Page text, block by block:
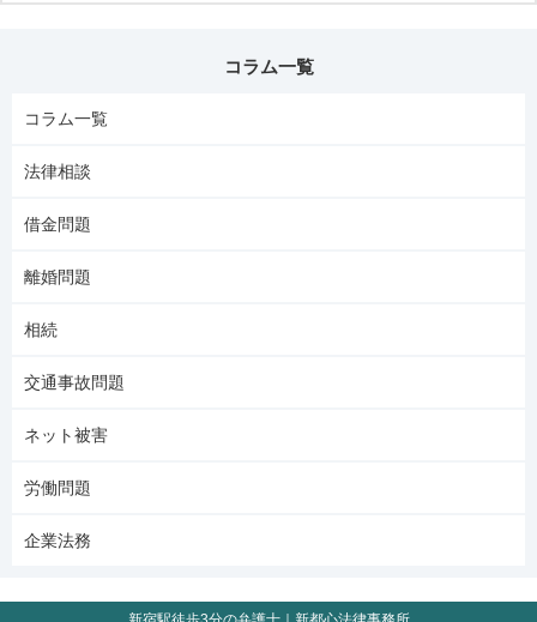
コラム一覧
コラム一覧
法律相談
借金問題
離婚問題
相続
交通事故問題
ネット被害
労働問題
企業法務